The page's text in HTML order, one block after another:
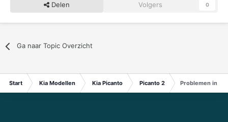
Delen Volgers 0
Ga naar Topic Overzicht
Start Kia Modellen Kia Picanto Picanto 2 Problemen